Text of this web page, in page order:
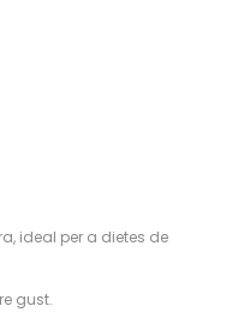
ideal per a dietes de
gust.